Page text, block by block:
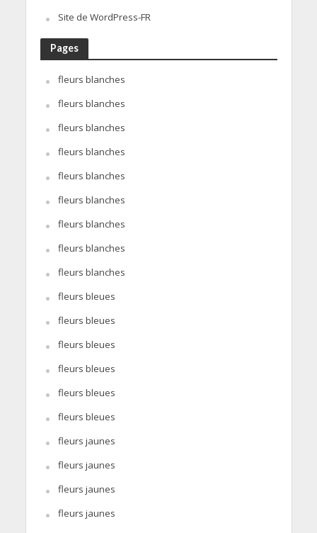
Site de WordPress-FR
Pages
fleurs blanches
fleurs blanches
fleurs blanches
fleurs blanches
fleurs blanches
fleurs blanches
fleurs blanches
fleurs blanches
fleurs blanches
fleurs bleues
fleurs bleues
fleurs bleues
fleurs bleues
fleurs bleues
fleurs bleues
fleurs jaunes
fleurs jaunes
fleurs jaunes
fleurs jaunes